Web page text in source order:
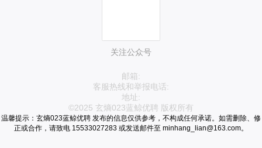
关注公众号
邮箱:
客服热线和举报电话:
地址:
©2025 玄熵023蓝鲸优聘 版权所有
温馨提示：玄熵023蓝鲸优聘 发布的信息仅供参考，不构成任何承诺。如需删除、修
正或合作，请致电 15533027283 或发送邮件至 minhang_lian@163.com。